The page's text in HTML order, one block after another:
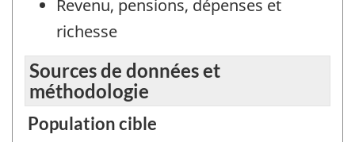
Revenu, pensions, dépenses et
richesse
Sources de données et
méthodologie
Population cible